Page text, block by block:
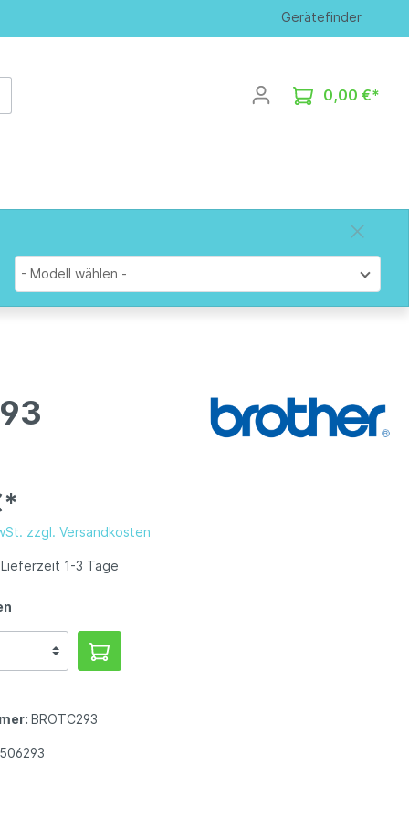
Gerätefinder
0,00 €*
- Modell wählen -
zzgl. Versandkosten
1-3 Tage
BROTC293